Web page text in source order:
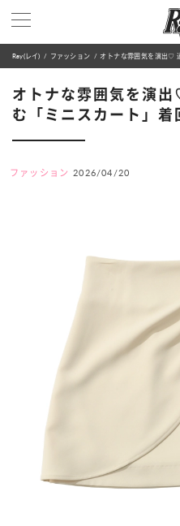
Ray(レイ) ファッション オトナな雰囲気を演出♡
オトナな雰囲気を演
む「ミニスカート」着
ファッション 2026/04/20